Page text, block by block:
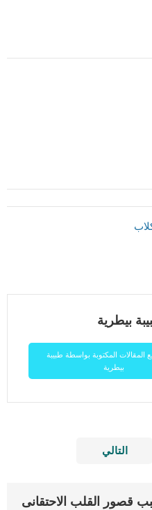
المقالات المكتوبة بواسطة طبيبة
بيطرية
التالي
قصور القلب الاحتقانى